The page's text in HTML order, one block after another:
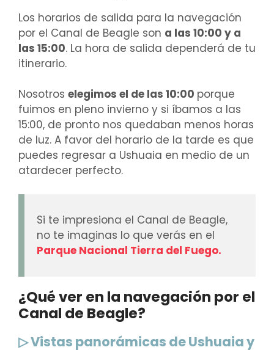
Los horarios de salida para la navegación
por el Canal de Beagle son a las 10:00 y a
las 15:00. La hora de salida dependerá de tu
itinerario.
Nosotros elegimos el de las 10:00 porque
fuimos en pleno invierno y si íbamos a las
15:00, de pronto nos quedaban menos horas
de luz. A favor del horario de la tarde es que
puedes regresar a Ushuaia en medio de un
atardecer perfecto.
Si te impresiona el Canal de Beagle,
no te imaginas lo que verás en el
Parque Nacional Tierra del Fuego.
¿Qué ver en la navegación por el
Canal de Beagle?
▷ Vistas panorámicas de Ushuaia y